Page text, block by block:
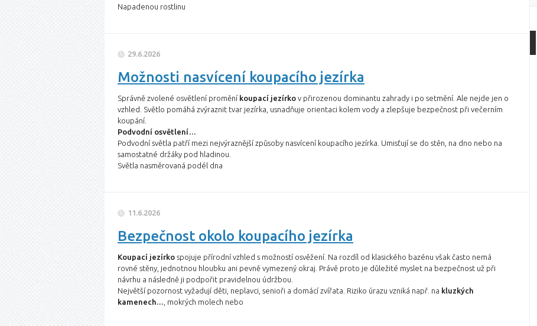
Napadenou rostlinu
29.6.2026
Možnosti nasvícení koupacího jezírka
Správně zvolené osvětlení promění koupací jezírko v přirozenou dominantu zahrady i po setmění. Ale nejde jen o
vzhled. Světlo pomáhá zvýraznit tvar jezírka, usnadňuje orientaci kolem vody a zlepšuje bezpečnost při večerním
koupání.
Podvodní osvětlení…
Podvodní světla patří mezi nejvýraznější způsoby nasvícení koupacího jezírka. Umisťují se do stěn, na dno nebo na
samostatné držáky pod hladinou.
Světla nasměrovaná podél dna
11.6.2026
Bezpečnost okolo koupacího jezírka
Koupací jezírko spojuje přírodní vzhled s možností osvěžení. Na rozdíl od klasického bazénu však často nemá
rovné stěny, jednotnou hloubku ani pevně vymezený okraj. Právě proto je důležité myslet na bezpečnost už při
návrhu a následně ji podpořit pravidelnou údržbou.
Největší pozornost vyžadují děti, neplavci, senioři a domácí zvířata. Riziko úrazu vzniká např. na kluzkých
kamenech… , mokrých molech nebo